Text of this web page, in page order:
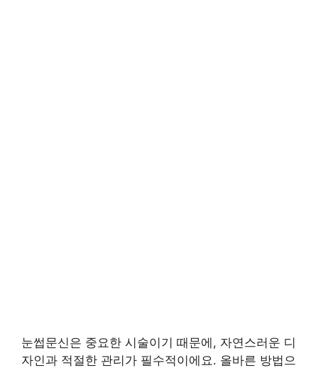
눈썹문신은 중요한 시술이기 때문에, 자연스러운 디
자인과 적절한 관리가 필수적이에요. 올바른 방법으